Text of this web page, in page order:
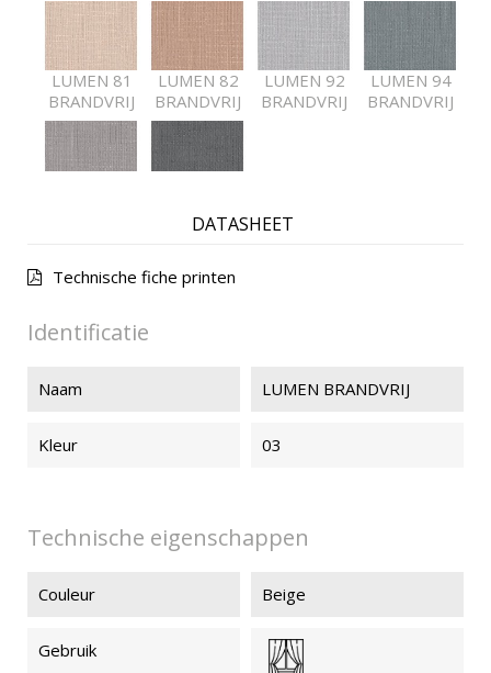
LUMEN 81
BRANDVRIJ
LUMEN 82
BRANDVRIJ
LUMEN 92
BRANDVRIJ
LUMEN 94
BRANDVRIJ
BRANDVRIJ
DATASHEET
Technische fiche printen
Identificatie
Naam LUMEN BRANDVRIJ
Kleur 03
Technische eigenschappen
Couleur Beige
Gebruik